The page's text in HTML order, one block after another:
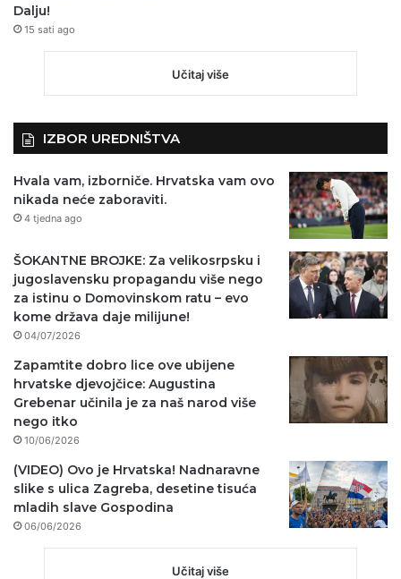
Dalju!
15 sati ago
Učitaj više
IZBOR UREDNIŠTVA
Hvala vam, izborniče. Hrvatska vam ovo
nikada neće zaboraviti.
4 tjedna ago
ŠOKANTNE BROJKE: Za velikosrpsku i
jugoslavensku propagandu više nego
za istinu o Domovinskom ratu – evo
kome država daje milijune!
04/07/2026
Zapamtite dobro lice ove ubijene
hrvatske djevojčice: Augustina
Grebenar učinila je za naš narod više
nego itko
10/06/2026
(VIDEO) Ovo je Hrvatska! Nadnaravne
slike s ulica Zagreba, desetine tisuća
mladih slave Gospodina
06/06/2026
Učitaj više